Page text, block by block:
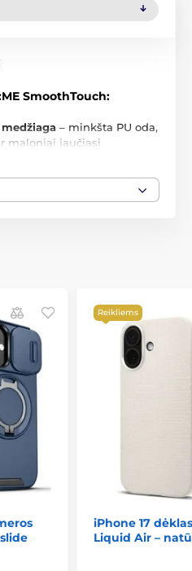
SmoothTouch:
– minkšta PU oda,
maloniai jaučiasi
nusidėvėjimo
mokėjimo kortelei,
Reikliems
iPhone 17
Liquid Air –